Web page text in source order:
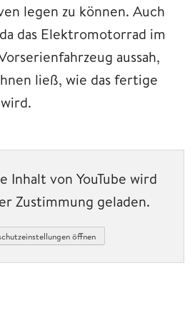
legen zu können. Auch
das Elektromotorrad im
aussah,
ließ, wie das fertige
Inhalt von YouTube wird
Zustimmung geladen.
öffnen